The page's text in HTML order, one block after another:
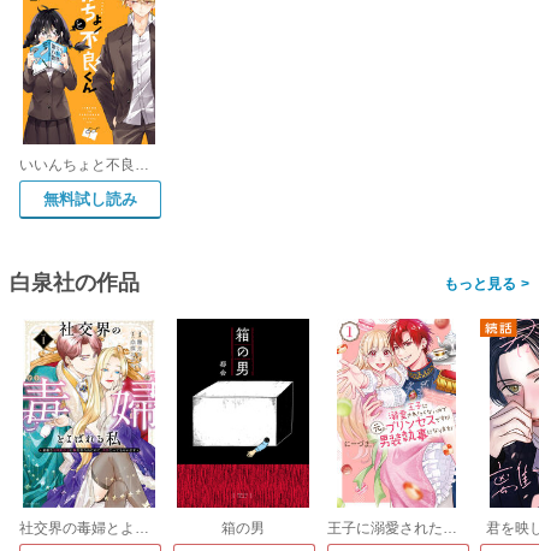
いいんちょと不良くん
無料試し読み
白泉社の作品 >
社交界の毒婦とよばれる私～素敵な辺境伯令息に腕を折られたので、責任とってもらいます～ 箱の男 王子に溺愛されたくないので元プリンセスですが男装執事になります! 君を映